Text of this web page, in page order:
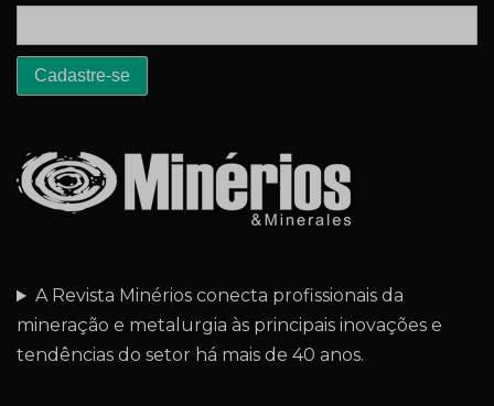
A Revista Minérios conecta profissionais da
mineração e metalurgia às principais inovações e
tendências do setor há mais de 40 anos.